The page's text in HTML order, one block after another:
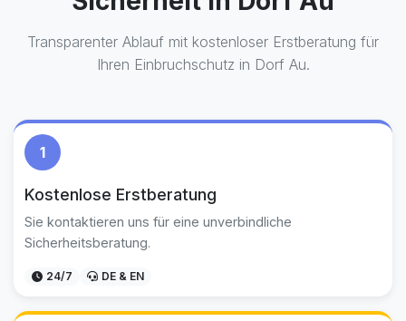
Transparenter Ablauf mit kostenloser Erstberatung für
Ihren Einbruchschutz in Dorf Au.
1
Kostenlose Erstberatung
Sie kontaktieren uns für eine unverbindliche
Sicherheitsberatung.
24/7 DE & EN